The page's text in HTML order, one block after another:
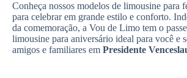
Conheça nossos modelos de limousine para
para celebrar em grande estilo e conforto.
da comemoração, a Vou de Limo tem o
limousine para aniversário ideal para você e
amigos e familiares em Presidente